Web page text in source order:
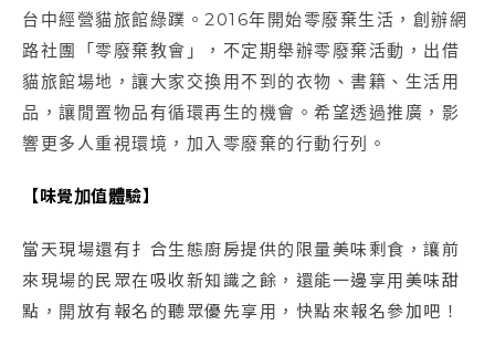
台中經營貓旅館綠蹼。2016年開始零廢棄生活，創辦網
路社團「零廢棄教會」，不定期舉辦零廢棄活動，出借
貓旅館場地，讓大家交換用不到的衣物、書籍、生活用
品，讓閒置物品有循環再生的機會。希望透過推廣，影
響更多人重視環境，加入零廢棄的行動行列。
【味覺加值體驗】
當天現場還有扌合生態廚房提供的限量美味剩食，讓前
來現場的民眾在吸收新知識之餘，還能一邊享用美味甜
點，開放有報名的聽眾優先享用，快點來報名參加吧！